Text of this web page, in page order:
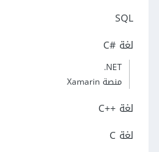
SQL
لغة C#‎
‎.NET
منصة Xamarin
لغة C++‎
لغة C